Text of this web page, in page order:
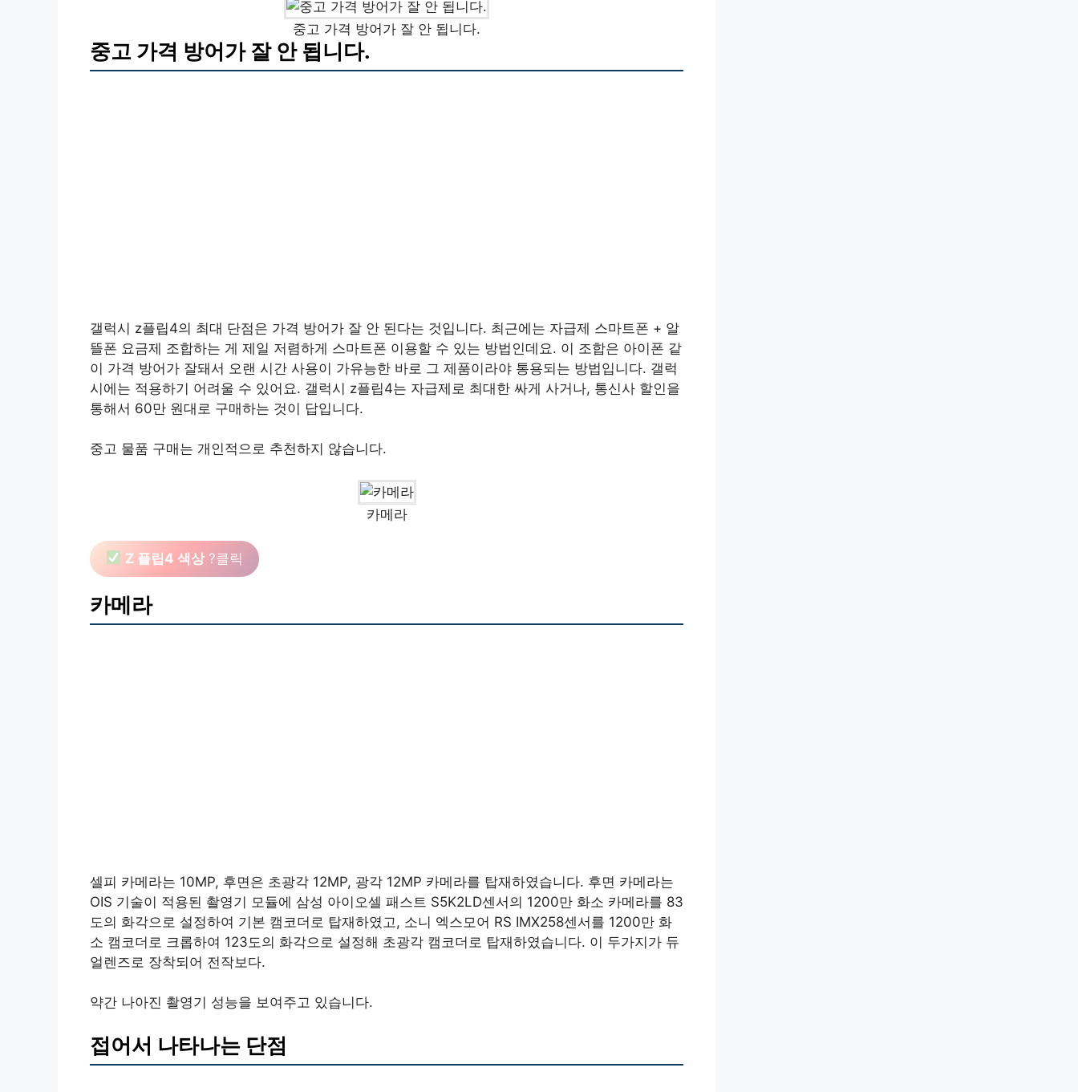
중고 가격 방어가 잘 안 됩니다.
중고 가격 방어가 잘 안 됩니다.
갤럭시 z플립4의 최대 단점은 가격 방어가 잘 안 된다는 것입니다. 최근에는 자급제 스마트폰 + 알
뜰폰 요금제 조합하는 게 제일 저렴하게 스마트폰 이용할 수 있는 방법인데요. 이 조합은 아이폰 같
이 가격 방어가 잘돼서 오랜 시간 사용이 가유능한 바로 그 제품이라야 통용되는 방법입니다. 갤럭
시에는 적용하기 어려울 수 있어요. 갤럭시 z플립4는 자급제로 최대한 싸게 사거나, 통신사 할인을
통해서 60만 원대로 구매하는 것이 답입니다.
중고 물품 구매는 개인적으로 추천하지 않습니다.
카메라
Z 플립4 색상 ?클릭
카메라
셀피 카메라는 10MP, 후면은 초광각 12MP, 광각 12MP 카메라를 탑재하였습니다. 후면 카메라는
OIS 기술이 적용된 촬영기 모듈에 삼성 아이오셀 패스트 S5K2LD센서의 1200만 화소 카메라를 83
도의 화각으로 설정하여 기본 캠코더로 탑재하였고, 소니 엑스모어 RS IMX258센서를 1200만 화
소 캠코더로 크롭하여 123도의 화각으로 설정해 초광각 캠코더로 탑재하였습니다. 이 두가지가 듀
얼렌즈로 장착되어 전작보다.
약간 나아진 촬영기 성능을 보여주고 있습니다.
접어서 나타나는 단점